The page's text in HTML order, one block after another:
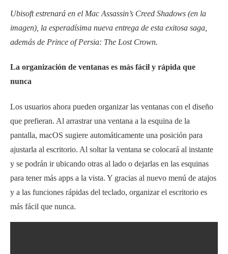
Ubisoft estrenará en el Mac Assassin’s Creed Shadows (en la
imagen), la esperadísima nueva entrega de esta exitosa saga,
además de Prince of Persia: The Lost Crown.
La organización de ventanas es más fácil y rápida que
nunca
Los usuarios ahora pueden organizar las ventanas con el diseño
que prefieran. Al arrastrar una ventana a la esquina de la
pantalla, macOS sugiere automáticamente una posición para
ajustarla al escritorio. Al soltar la ventana se colocará al instante
y se podrán ir ubicando otras al lado o dejarlas en las esquinas
para tener más apps a la vista. Y gracias al nuevo menú de atajos
y a las funciones rápidas del teclado, organizar el escritorio es
más fácil que nunca.